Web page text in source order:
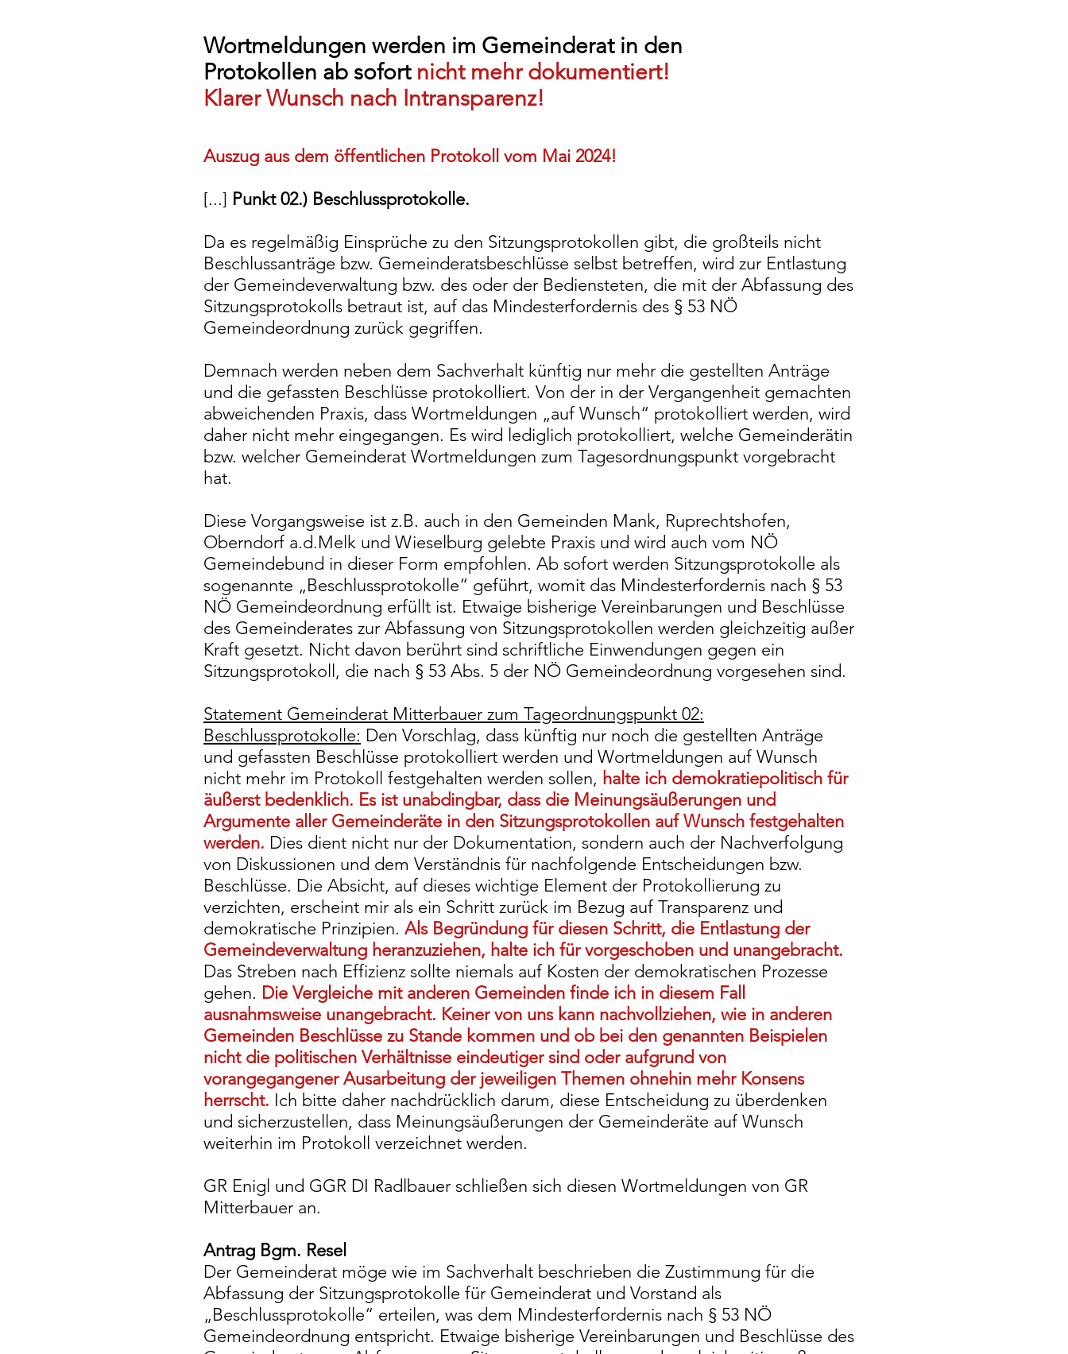
Wortmeldungen werden im Gemeinderat in den
Protokollen ab sofort nicht mehr dokumentiert!
Klarer Wunsch nach Intransparenz!
Auszug aus dem öffentlichen Protokoll vom Mai 2024!
[...] Punkt 02.) Beschlussprotokolle.
Da es regelmäßig Einsprüche zu den Sitzungsprotokollen gibt, die großteils nicht
Beschlussanträge bzw. Gemeinderatsbeschlüsse selbst betreffen, wird zur Entlastung
der Gemeindeverwaltung bzw. des oder der Bediensteten, die mit der Abfassung des
Sitzungsprotokolls betraut ist, auf das Mindesterfordernis des § 53 NÖ
Gemeindeordnung zurück gegriffen.
Demnach werden neben dem Sachverhalt künftig nur mehr die gestellten Anträge
und die gefassten Beschlüsse protokolliert. Von der in der Vergangenheit gemachten
abweichenden Praxis, dass Wortmeldungen „auf Wunsch“ protokolliert werden, wird
daher nicht mehr eingegangen. Es wird lediglich protokolliert, welche Gemeinderätin
bzw. welcher Gemeinderat Wortmeldungen zum Tagesordnungspunkt vorgebracht
hat.
Diese Vorgangsweise ist z.B. auch in den Gemeinden Mank, Ruprechtshofen,
Oberndorf a.d.Melk und Wieselburg gelebte Praxis und wird auch vom NÖ
Gemeindebund in dieser Form empfohlen. Ab sofort werden Sitzungsprotokolle als
sogenannte „Beschlussprotokolle“ geführt, womit das Mindesterfordernis nach § 53
NÖ Gemeindeordnung erfüllt ist. Etwaige bisherige Vereinbarungen und Beschlüsse
des Gemeinderates zur Abfassung von Sitzungsprotokollen werden gleichzeitig außer
Kraft gesetzt. Nicht davon berührt sind schriftliche Einwendungen gegen ein
Sitzungsprotokoll, die nach § 53 Abs. 5 der NÖ Gemeindeordnung vorgesehen sind.
Statement Gemeinderat Mitterbauer zum Tageordnungspunkt 02:
Beschlussprotokolle: Den Vorschlag, dass künftig nur noch die gestellten Anträge
und gefassten Beschlüsse protokolliert werden und Wortmeldungen auf Wunsch
nicht mehr im Protokoll festgehalten werden sollen, halte ich demokratiepolitisch für
äußerst bedenklich. Es ist unabdingbar, dass die Meinungsäußerungen und
Argumente aller Gemeinderäte in den Sitzungsprotokollen auf Wunsch festgehalten
werden. Dies dient nicht nur der Dokumentation, sondern auch der Nachverfolgung
von Diskussionen und dem Verständnis für nachfolgende Entscheidungen bzw.
Beschlüsse. Die Absicht, auf dieses wichtige Element der Protokollierung zu
verzichten, erscheint mir als ein Schritt zurück im Bezug auf Transparenz und
demokratische Prinzipien. Als Begründung für diesen Schritt, die Entlastung der
Gemeindeverwaltung heranzuziehen, halte ich für vorgeschoben und unangebracht.
Das Streben nach Effizienz sollte niemals auf Kosten der demokratischen Prozesse
gehen. Die Vergleiche mit anderen Gemeinden finde ich in diesem Fall
ausnahmsweise unangebracht. Keiner von uns kann nachvollziehen, wie in anderen
Gemeinden Beschlüsse zu Stande kommen und ob bei den genannten Beispielen
nicht die politischen Verhältnisse eindeutiger sind oder aufgrund von
vorangegangener Ausarbeitung der jeweiligen Themen ohnehin mehr Konsens
herrscht. Ich bitte daher nachdrücklich darum, diese Entscheidung zu überdenken
und sicherzustellen, dass Meinungsäußerungen der Gemeinderäte auf Wunsch
weiterhin im Protokoll verzeichnet werden.
GR Enigl und GGR DI Radlbauer schließen sich diesen Wortmeldungen von GR
Mitterbauer an.
Antrag Bgm. Resel
Der Gemeinderat möge wie im Sachverhalt beschrieben die Zustimmung für die
Abfassung der Sitzungsprotokolle für Gemeinderat und Vorstand als
„Beschlussprotokolle“ erteilen, was dem Mindesterfordernis nach § 53 NÖ
Gemeindeordnung entspricht. Etwaige bisherige Vereinbarungen und Beschlüsse des